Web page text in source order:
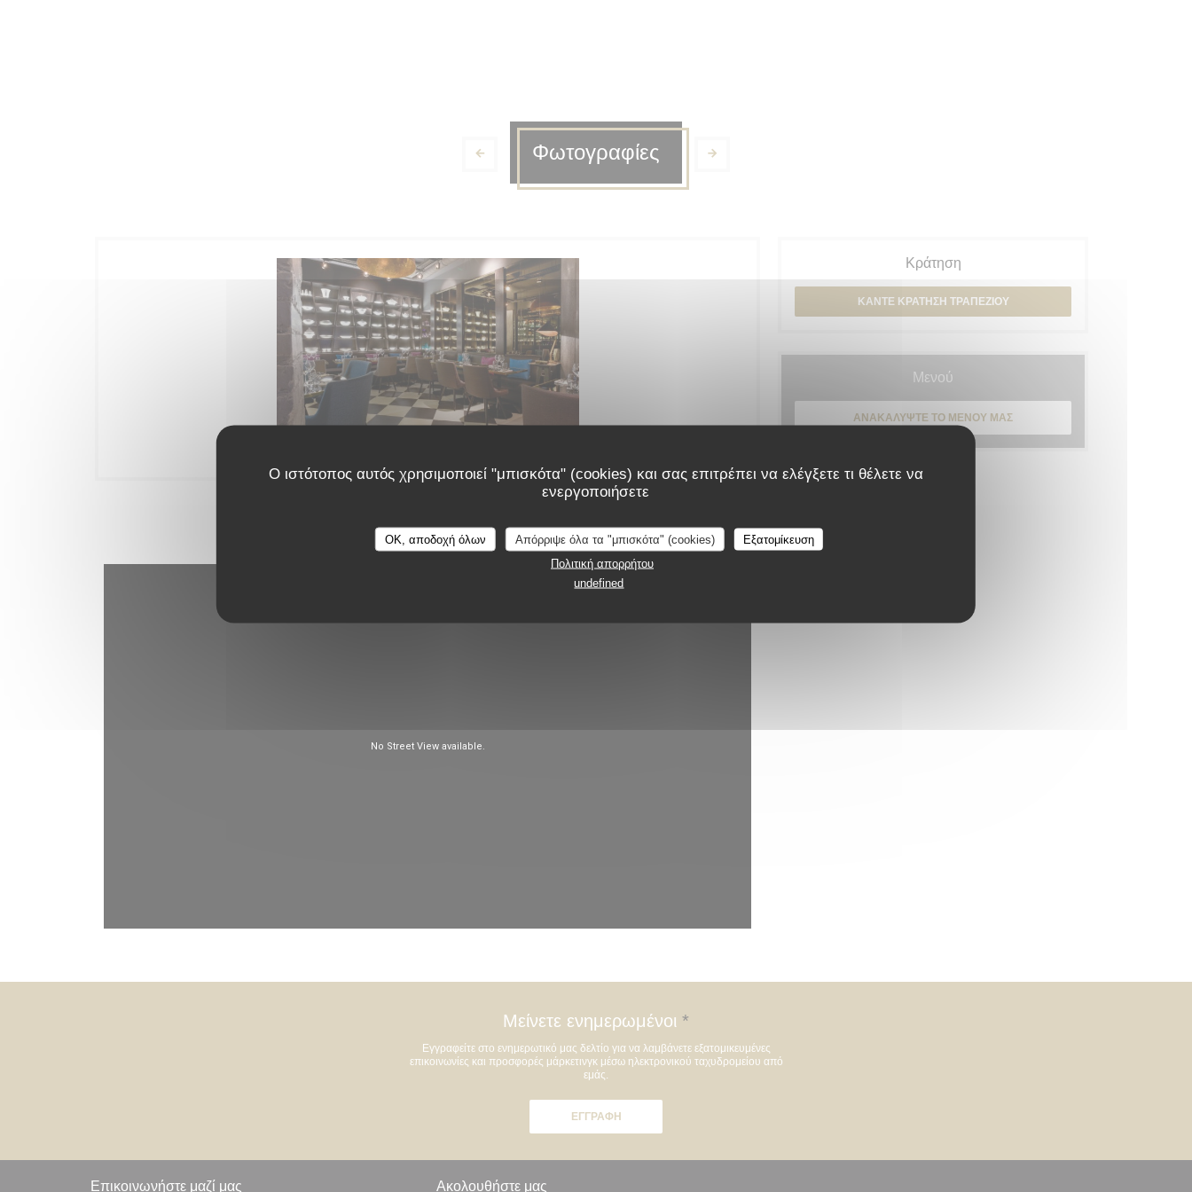
Ο ιστότοπος αυτός χρησιμοποιεί "μπισκότα" (cookies) και σας επιτρέπει να ελέγξετε τι θέλετε να
ενεργοποιήσετε
OK, αποδοχή όλων Απόρριψε όλα τα "μπισκότα" (cookies)
Εξατομίκευση
Πολιτική απορρήτου
undefined
Φωτογραφίες
Εικονική περιήγηση
Κράτηση
ΚΆΝΤΕ ΚΡΆΤΗΣΗ ΤΡΑΠΕΖΙΟΎ
Μενού
ΑΝΑΚΑΛΎΨΤΕ ΤΟ ΜΕΝΟΎ ΜΑΣ
Μείνετε ενημερωμένοι *
Εγγραφείτε στο ενημερωτικό μας δελτίο για να λαμβάνετε εξατομικευμένες
επικοινωνίες και προσφορές μάρκετινγκ μέσω ηλεκτρονικού ταχυδρομείου από
εμάς.
ΕΓΓΡΑΦΉ
Επικοινωνήστε μαζί μας Ακολουθήστε μας